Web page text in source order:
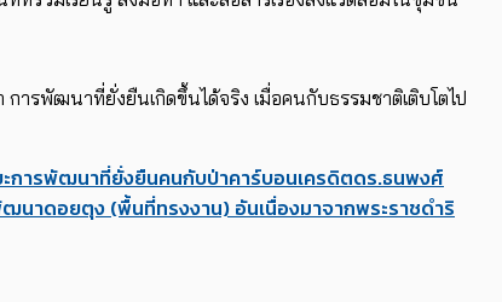
ารพัฒนาที่ยั่งยืนเกิดขึ้นได้จริง เมื่อคนกับธรรมชาติเติบโตไป
การพัฒนาที่ยั่งยืนคนกับป่าคาร์บอนเครดิตดร.ธนพงศ์
นาดอยตุง (พื้นที่ทรงงาน) อันเนื่องมาจากพระราชดำริ